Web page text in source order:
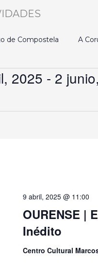
de Compostela A
2025 - 2
OURENSE |
Inédito
9 abril, 2025 @ 11:00
Centro Cultural